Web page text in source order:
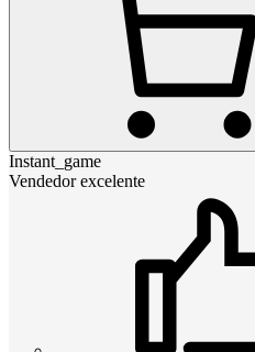
Instant_game
Vendedor excelente